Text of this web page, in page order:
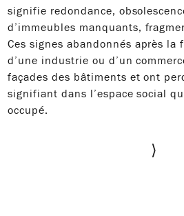
signifie redondance,
d’immeubles manquants,
Ces signes abandonnés après la
d’une industrie ou d’un
façades des bâtiments et ont
signifiant dans l’espace social
occupé.
⟩